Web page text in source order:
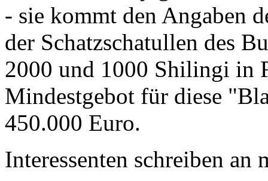
- sie kommt den Angaben
der Schatzschatullen des
2000 und 1000 Shilingi in
Mindestgebot für diese
450.000 Euro.
Interessenten schreiben